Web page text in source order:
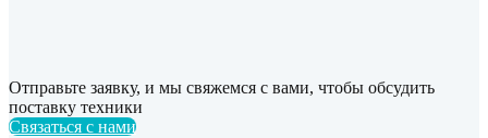
Отправьте заявку, и мы свяжемся с вами, чтобы обсудить
поставку техники
Связаться с нами